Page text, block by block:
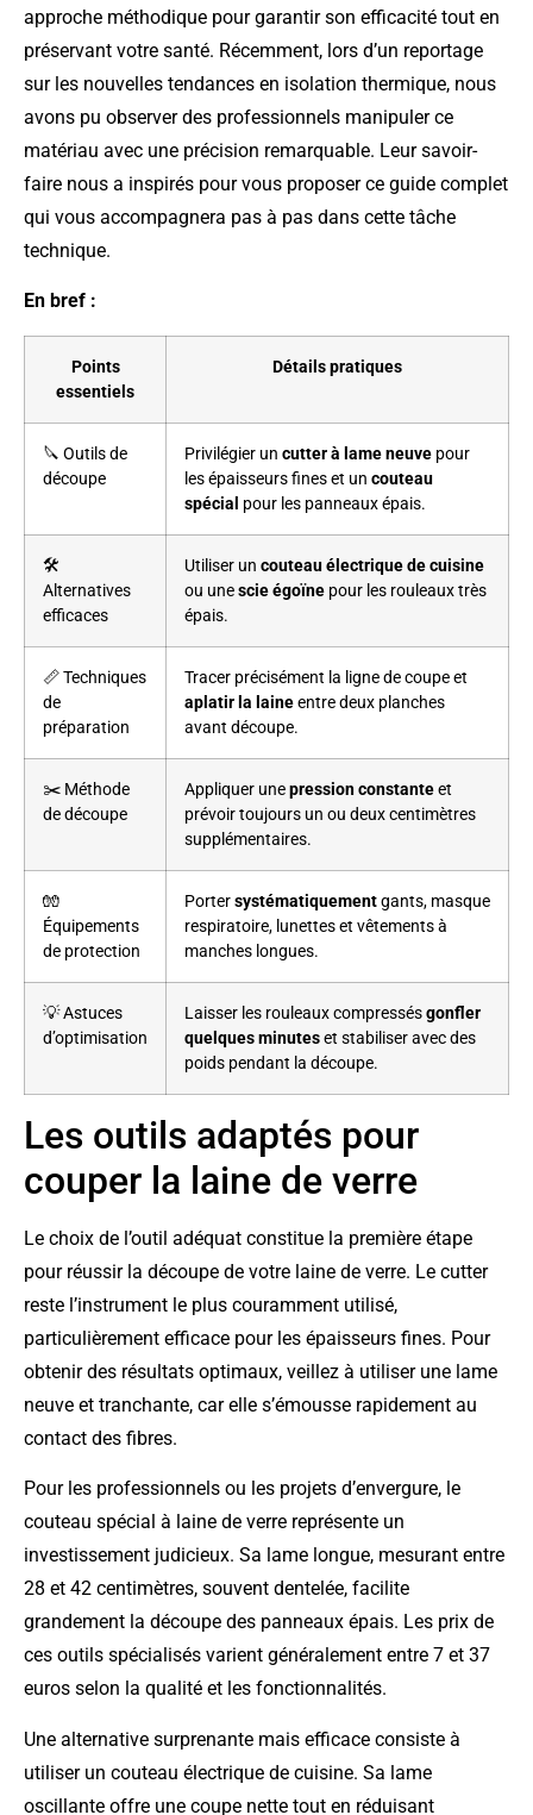
approche méthodique pour garantir son efficacité tout en
préservant votre santé. Récemment, lors d’un reportage
sur les nouvelles tendances en isolation thermique, nous
avons pu observer des professionnels manipuler ce
matériau avec une précision remarquable. Leur savoir-
faire nous a inspirés pour vous proposer ce guide complet
qui vous accompagnera pas à pas dans cette tâche
technique.
En bref :
Points
essentiels
Détails pratiques
🔪 Outils de
découpe
Privilégier un cutter à lame neuve pour
les épaisseurs fines et un couteau
spécial pour les panneaux épais.
🛠️
Alternatives
efficaces
Utiliser un couteau électrique de cuisine
ou unescie égoïne pour les rouleaux très
épais.
📏 Techniques
de
préparation
Tracer précisément la ligne de coupe et
aplatir la laineentre deux planches
avant découpe.
✂️ Méthode
de découpe
Appliquer unepression constanteet
prévoir toujours un ou deux centimètres
supplémentaires.
🧤
Équipements
de protection
Portersystématiquementgants, masque
respiratoire, lunettes et vêtements à
manches longues.
💡 Astuces
d’optimisation
Laisser les rouleaux compressésgonfler
quelques minuteset stabiliser avec des
poids pendant la découpe.
Les outils adaptés pour
couper la laine de verre
Le choix de l’outil adéquat constitue la première étape
pour réussir la découpe de votre laine de verre. Le cutter
reste l’instrument le plus couramment utilisé,
particulièrement efficace pour les épaisseurs fines. Pour
obtenir des résultats optimaux, veillez à utiliser une lame
neuve et tranchante, car elle s’émousse rapidement au
contact des fibres.
Pour les professionnels ou les projets d’envergure, le
couteau spécial à laine de verre représente un
investissement judicieux. Sa lame longue, mesurant entre
28 et 42 centimètres, souvent dentelée, facilite
grandement la découpe des panneaux épais. Les prix de
ces outils spécialisés varient généralement entre 7 et 37
euros selon la qualité et les fonctionnalités.
Une alternative surprenante mais efficace consiste à
utiliser un couteau électrique de cuisine. Sa lame
oscillante offre une coupe nette tout en réduisant